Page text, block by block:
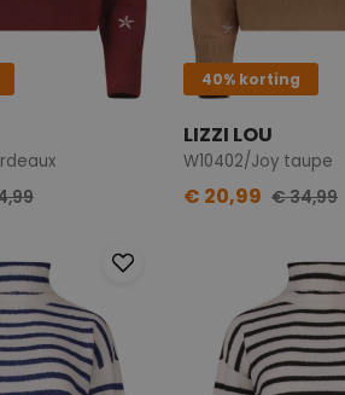
40% korting
LIZZI LOU
W10402/Joy taupe
€ 20,99 € 34,99